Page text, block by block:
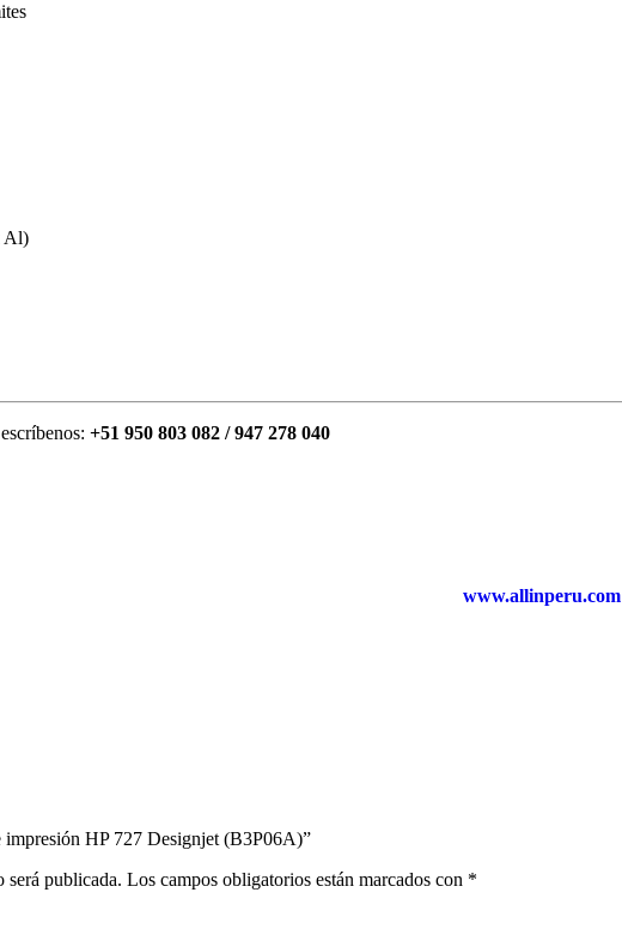
Al)
+51 950 803 082 / 947 278 040
www.allinperu.com
impresión HP 727 Designjet (B3P06A)”
será publicada. Los campos obligatorios están marcados con *